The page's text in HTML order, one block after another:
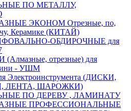
ПО МЕТАЛЛУ,
ЭКОНОМ Отрезные, по,
Керамике (КИТАЙ)
ОБДИРОЧНЫЕ для
отрезные) для
- УШМ
Электроинструмента (ДИСКИ,
ЛЕНТА, ШАРОЖКИ)
ПО ДЕРЕВУ , ЛАМИНАТУ
ПРОФЕССИОНАЛЬНЫЕ